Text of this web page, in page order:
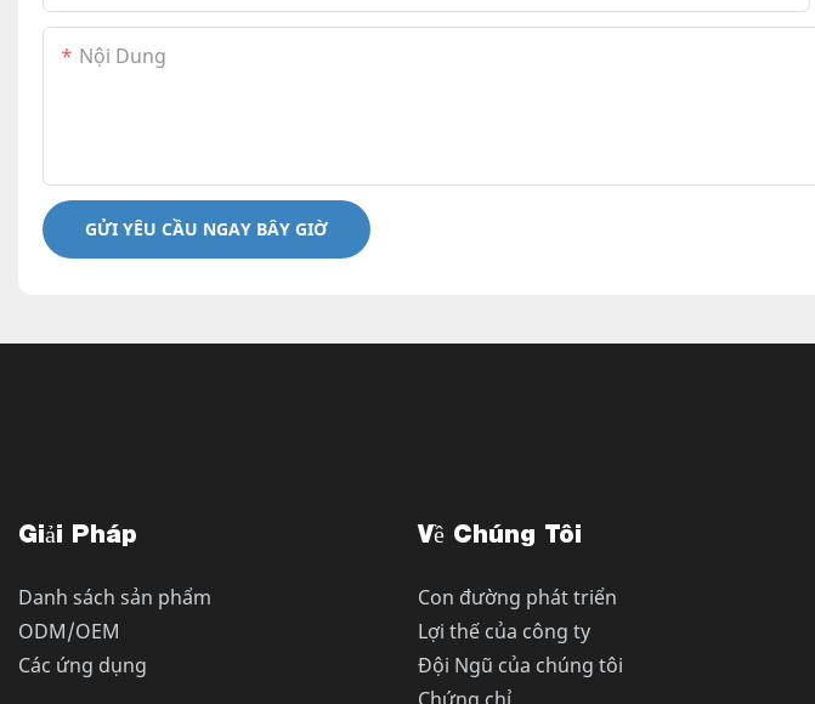
Nội Dung
GỬI YÊU CẦU NGAY BÂY GIỜ
Giải Pháp
Danh sách sản phẩm
ODM/OEM
Các ứng dụng
Về Chúng Tôi
Con đường phát triển
Lợi thế của công ty
Đội Ngũ của chúng tôi